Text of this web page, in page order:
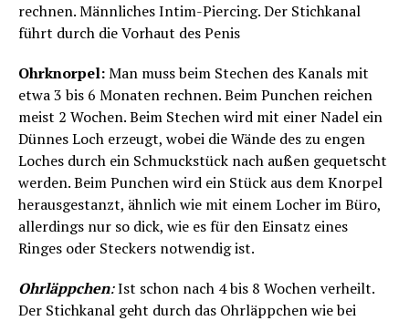
rechnen. Männliches Intim-Piercing. Der Stichkanal
führt durch die Vorhaut des Penis
Ohrknorpel:Man muss beim Stechen des Kanals mit
etwa 3 bis 6 Monaten rechnen. Beim Punchen reichen
meist 2 Wochen. Beim Stechen wird mit einer Nadel ein
Dünnes Loch erzeugt, wobei die Wände des zu engen
Loches durch ein Schmuckstück nach außen gequetscht
werden. Beim Punchen wird ein Stück aus dem Knorpel
herausgestanzt, ähnlich wie mit einem Locher im Büro,
allerdings nur so dick, wie es für den Einsatz eines
Ringes oder Steckers notwendig ist.
Ohrläppchen:Ist schon nach 4 bis 8 Wochen verheilt.
Der Stichkanal geht durch das Ohrläppchen wie bei